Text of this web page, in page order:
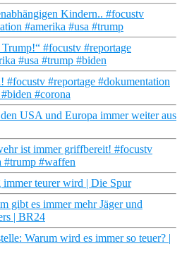
Kindern.. #focustv
#amerika #usa #trump
#focustv #reportage
#usa #trump #biden
#focustv #reportage #dokumentation
#corona
USA und Europa immer weiter aus
ist immer griffbereit! #focustv
#trump #waffen
immer teurer wird | Die Spur
gibt es immer mehr Jäger und
| BR24
Warum wird es immer so teuer? |